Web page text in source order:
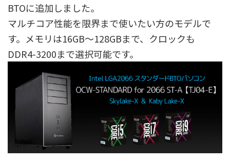
BTOに追加しました。
マルチコア性能を限界まで使いたい方のモデルで
す。メモリは16GB～128GBまで、クロックも
DDR4-3200まで選択可能です。